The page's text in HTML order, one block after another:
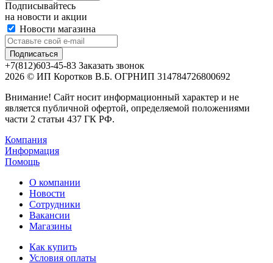
Подписывайтесь
на новости и акции
Новости магазина
+7(812)603-45-83 Заказать звонок
2026 © ИП Коротков В.Б. ОГРНИП 314784726800692
Внимание! Сайт носит информационный характер и не
является публичной офертой, определяемой положениями
части 2 статьи 437 ГК РФ.
Компания
Информация
Помощь
О компании
Новости
Сотрудники
Вакансии
Магазины
Как купить
Условия оплаты